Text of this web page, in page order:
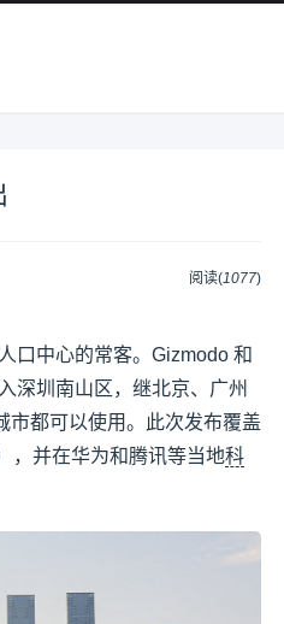
阅读(1077)
口中心的常客。Gizmodo 和
深圳南山区，继北京、广州
市都可以使用。此次发布覆盖
，并在华为和腾讯等当地科